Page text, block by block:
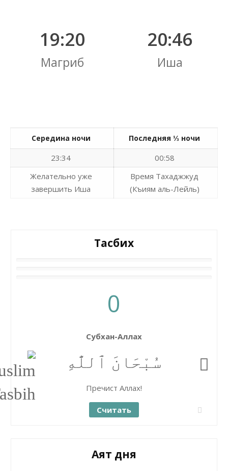
19:20
Магриб
20:46
Иша
Середина ночи Последняя ⅓ ночи
23:34
00:58
Желательно уже
завершить Иша
Время Тахаджжуд
(Къиям аль-Лейль)
Тасбих
0
Субхан-Аллах
سُبْحَانَ ٱللَّٰهِ
Пречист Аллах!
Считать
Аят дня